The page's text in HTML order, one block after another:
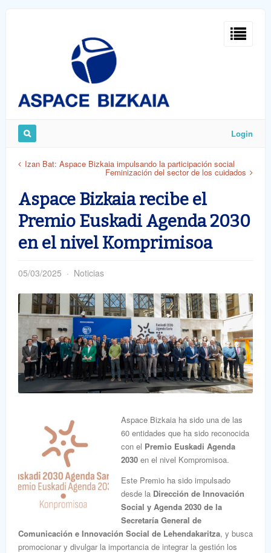
Remember
Login
Izan Bat: Aspace Bizkaia impulsando la participación social
Feminización del sector de los cuidados
Aspace Bizkaia recibe el
Premio Euskadi Agenda 2030
en el nivel Komprimisoa
05/03/2025 Noticias
Aspace Bizkaia ha sido una de las
60 entidades que ha sido reconocida
con el Premio Euskadi Agenda
2030 en el nivel Kompromisoa.
Este Premio ha sido impulsado
desde la Dirección de Innovación
Social y Agenda 2030 de la
Secretaría General de
Comunicación e Innovación Social de Lehendakaritza, y busca
promocionar y divulgar la importancia de integrar la gestión los